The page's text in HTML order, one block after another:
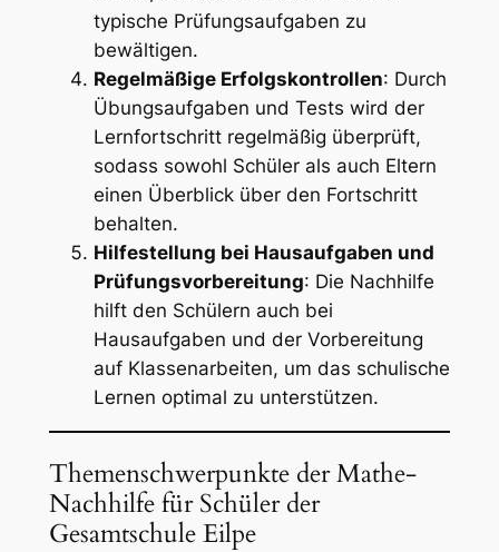
typische Prüfungsaufgaben zu
bewältigen.
Regelmäßige Erfolgskontrollen: Durch
Übungsaufgaben und Tests wird der
Lernfortschritt regelmäßig überprüft,
sodass sowohl Schüler als auch Eltern
einen Überblick über den Fortschritt
behalten.
Hilfestellung bei Hausaufgaben und
Prüfungsvorbereitung: Die Nachhilfe
hilft den Schülern auch bei
Hausaufgaben und der Vorbereitung
auf Klassenarbeiten, um das schulische
Lernen optimal zu unterstützen.
Themenschwerpunkte der Mathe-
Nachhilfe für Schüler der
Gesamtschule Eilpe